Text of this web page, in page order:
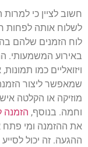
חשוב לציין כי
לשלוח אותה לפחות
לוח הזמנים שלהם
באירוע המשמעותי.
ויזואליים כמו
שמאפשר ליצור
מוזיקה או הקלטה
וחמה. בנוסף, הזמנה
את ההזמנה ומי פתח
ההגעה. זה יכול